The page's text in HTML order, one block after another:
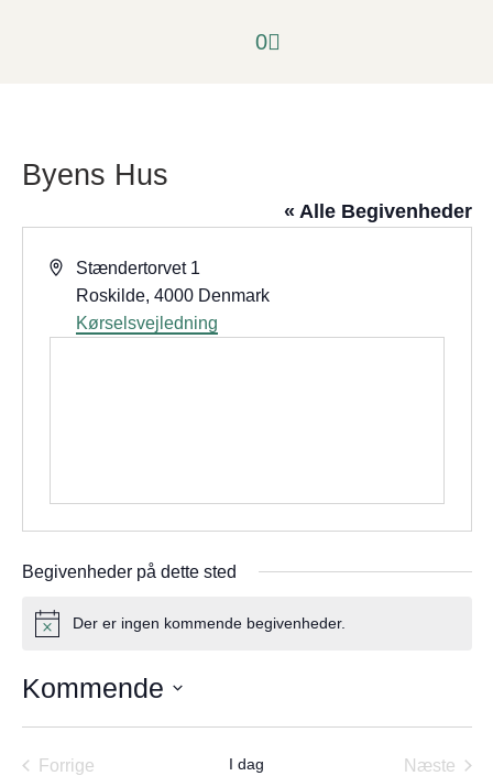
0
Byens Hus
« Alle Begivenheder
Adresse
Stændertorvet 1
Roskilde, 4000 Denmark
Kørselsvejledning
Begivenheder på dette sted
NoticeDer er ingen kommende begivenheder.
Kommende
ForrigeBegivenheder I dag Næste